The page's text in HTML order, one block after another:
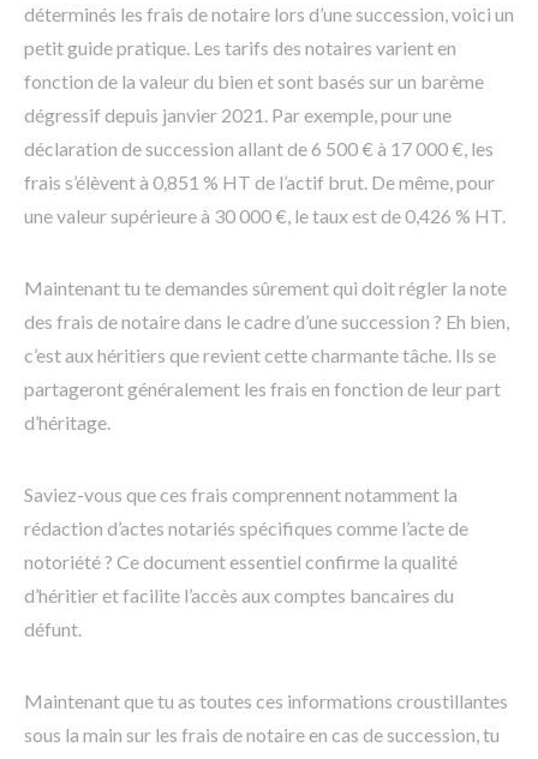
déterminés les frais de notaire lors d’une succession, voici un
petit guide pratique. Les tarifs des notaires varient en
fonction de la valeur du bien et sont basés sur un barème
dégressif depuis janvier 2021. Par exemple, pour une
déclaration de succession allant de 6 500 € à 17 000 €, les
frais s’élèvent à 0,851 % HT de l’actif brut. De même, pour
une valeur supérieure à 30 000 €, le taux est de 0,426 % HT.
Maintenant tu te demandes sûrement qui doit régler la note
des frais de notaire dans le cadre d’une succession ? Eh bien,
c’est aux héritiers que revient cette charmante tâche. Ils se
partageront généralement les frais en fonction de leur part
d’héritage.
Saviez-vous que ces frais comprennent notamment la
rédaction d’actes notariés spécifiques comme l’acte de
notoriété ? Ce document essentiel confirme la qualité
d’héritier et facilite l’accès aux comptes bancaires du
défunt.
Maintenant que tu as toutes ces informations croustillantes
sous la main sur les frais de notaire en cas de succession, tu